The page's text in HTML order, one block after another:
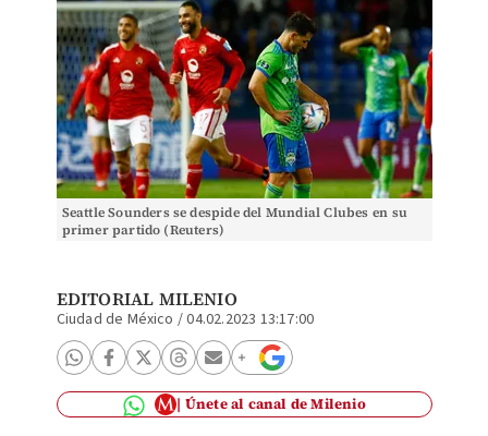
Seattle Sounders se despide del Mundial Clubes en su
primer partido (Reuters)
EDITORIAL MILENIO
Ciudad de México /04.02.2023 13:17:00
Únete al canal de Milenio